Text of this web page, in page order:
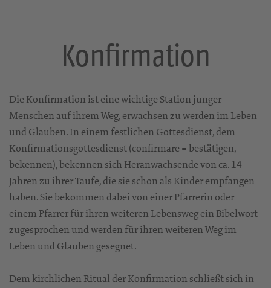
Konfirmation
Die Konfirmation ist eine wichtige Station junger
Menschen auf ihrem Weg, erwachsen zu werden im Leben
und Glauben. In einem festlichen Gottesdienst, dem
Konfirmationsgottesdienst (confirmare = bestätigen,
bekennen), bekennen sich Heranwachsende von ca. 14
Jahren zu ihrer Taufe, die sie schon als Kinder empfangen
haben. Sie bekommen dabei von einer Pfarrerin oder
einem Pfarrer für ihren weiteren Lebensweg ein Bibelwort
zugesprochen und werden für ihren weiteren Weg im
Leben und Glauben gesegnet.
Dem kirchlichen Ritual der Konfirmation schließt sich in